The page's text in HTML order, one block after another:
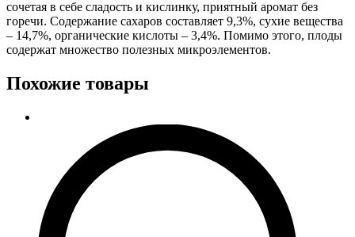
сочетая в себе сладость и кислинку, приятный аромат без
горечи. Содержание сахаров составляет 9,3%, сухие вещества
– 14,7%, органические кислоты – 3,4%. Помимо этого, плоды
содержат множество полезных микроэлементов.
Похожие товары